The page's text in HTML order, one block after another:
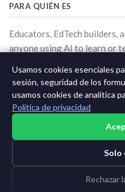
PARA QUIÉN ES
Educators, EdTech builders,
anyone using AI to learn or
Ver todas
©2015-2026 AI News
Iniciar
Usamos cookies esenciales
sesión, seguridad de los
usamos cookies de analítica
Política de privacidad
Solo
Rechazar